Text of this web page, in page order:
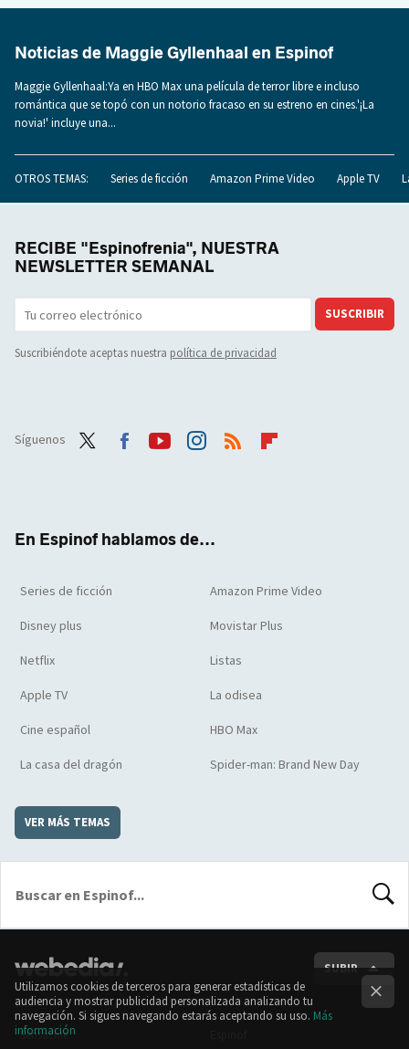
Noticias de Maggie Gyllenhaal en Espinof
Maggie Gyllenhaal:Ya en HBO Max una película de terror libre e incluso
romántica que se topó con un notorio fracaso en su estreno en cines.'¡La
novia!' incluye una...
OTROS TEMAS: Series de ficción Amazon Prime Video Apple TV
RECIBE "Espinofrenia", NUESTRA
NEWSLETTER SEMANAL
SUSCRIBIR
Suscribiéndote aceptas nuestra política de privacidad
Síguenos
En Espinof hablamos de...
Series de ficción Amazon Prime Video
Disney plus Movistar Plus
Netflix Listas
Apple TV La odisea
Cine español HBO Max
La casa del dragón Spider-man: Brand New Day
VER MÁS TEMAS
SUBIR
Sensacine
Utilizamos cookies de terceros para generar estadísticas de
audiencia y mostrar publicidad personalizada analizando tu
navegación. Si sigues navegando estarás aceptando su uso. Más
información